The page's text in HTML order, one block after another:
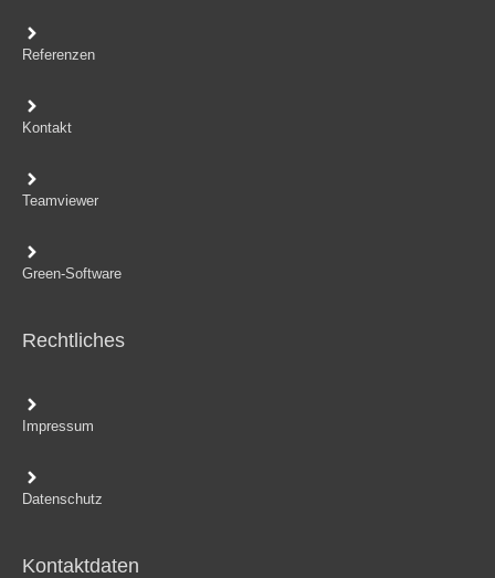
Referenzen
Kontakt
Teamviewer
Green-Software
Rechtliches
Impressum
Datenschutz
Kontaktdaten